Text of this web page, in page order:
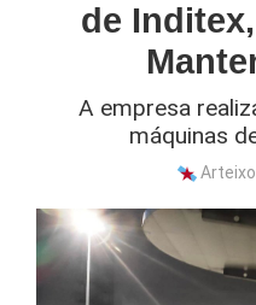
de
A empresa
máquinas
Arteixo